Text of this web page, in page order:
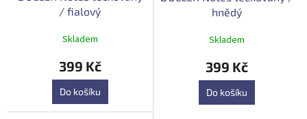
/ fialový
Průměrné
hodnocení
produktu
je
5,0
z
5
Skladem
399 Kč
Do košíku
hnědý
Průměrné
hodnocení
produktu
je
5,0
z
Skladem
399 Kč
Do košíku